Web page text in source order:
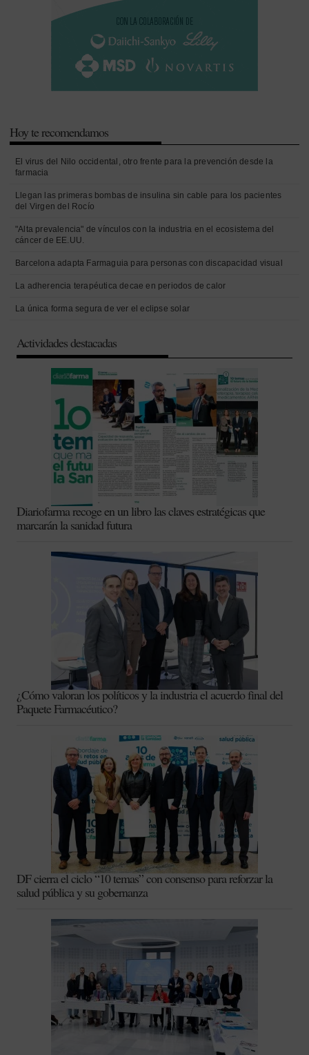
Hoy te recomendamos
El virus del Nilo occidental, otro frente para la prevención desde la
farmacia
Llegan las primeras bombas de insulina sin cable para los pacientes
del Virgen del Rocío
"Alta prevalencia" de vínculos con la industria en el ecosistema del
cáncer de EE.UU.
Barcelona adapta Farmaguia para personas con discapacidad visual
La adherencia terapéutica decae en periodos de calor
La única forma segura de ver el eclipse solar
Actividades destacadas
Diariofarma recoge en un libro las claves estratégicas que
marcarán la sanidad futura
¿Cómo valoran los políticos y la industria el acuerdo final del
Paquete Farmacéutico?
DF cierra el ciclo “10 temas” con consenso para reforzar la
salud pública y su gobernanza